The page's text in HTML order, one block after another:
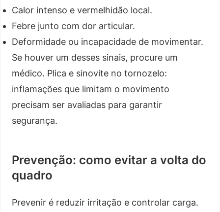
Calor intenso e vermelhidão local.
Febre junto com dor articular.
Deformidade ou incapacidade de movimentar.
Se houver um desses sinais, procure um
médico. Plica e sinovite no tornozelo:
inflamações que limitam o movimento
precisam ser avaliadas para garantir
segurança.
Prevenção: como evitar a volta do
quadro
Prevenir é reduzir irritação e controlar carga.